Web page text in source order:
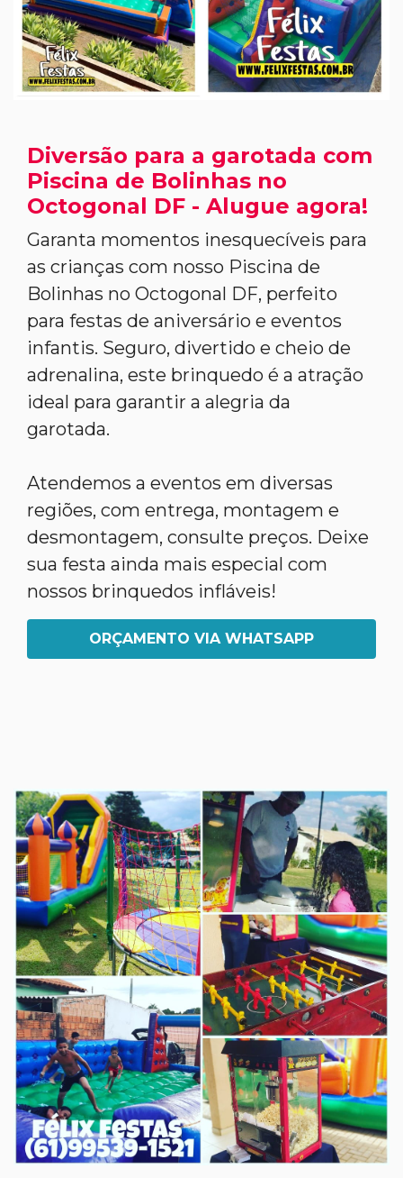
Diversão para a garotada com
Piscina de Bolinhas no
Octogonal DF - Alugue agora!
Garanta momentos inesquecíveis para
as crianças com nosso Piscina de
Bolinhas no Octogonal DF, perfeito
para festas de aniversário e eventos
infantis. Seguro, divertido e cheio de
adrenalina, este brinquedo é a atração
ideal para garantir a alegria da
garotada.
Atendemos a eventos em diversas
regiões, com entrega, montagem e
desmontagem, consulte preços. Deixe
sua festa ainda mais especial com
nossos brinquedos infláveis!
ORÇAMENTO VIA WHATSAPP